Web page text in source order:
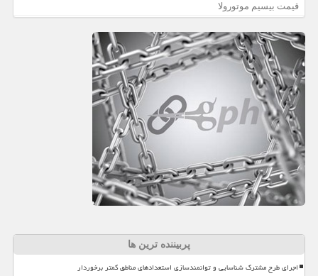
قیمت بیسیم موتورولا
پربیننده ترین ها
اجرای طرح مشترک شناسایی و توانمندسازی استعدادهای مناطق کمتر برخوردار